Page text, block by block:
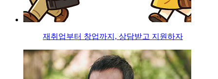
재취업부터 창업까지, 상담받고 지원하자